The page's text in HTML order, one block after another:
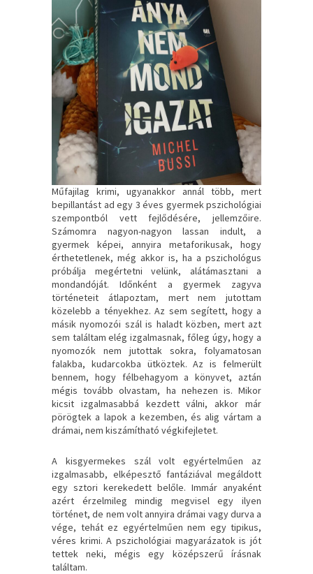
Műfajilag krimi, ugyanakkor annál több, mert
bepillantást ad egy 3 éves gyermek pszichológiai
szempontból vett fejlődésére, jellemzőire.
Számomra nagyon-nagyon lassan indult, a
gyermek képei, annyira metaforikusak, hogy
érthetetlenek, még akkor is, ha a pszichológus
próbálja megértetni velünk, alátámasztani a
mondandóját. Időnként a gyermek zagyva
történeteit átlapoztam, mert nem jutottam
közelebb a tényekhez. Az sem segített, hogy a
másik nyomozói szál is haladt közben, mert azt
sem találtam elég izgalmasnak, főleg úgy, hogy a
nyomozók nem jutottak sokra, folyamatosan
falakba, kudarcokba ütköztek. Az is felmerült
bennem, hogy félbehagyom a könyvet, aztán
mégis tovább olvastam, ha nehezen is. Mikor
kicsit izgalmasabbá kezdett válni, akkor már
pörögtek a lapok a kezemben, és alig vártam a
drámai, nem kiszámítható végkifejletet.
A kisgyermekes szál volt egyértelműen az
izgalmasabb, elképesztő fantáziával megáldott
egy sztori kerekedett belőle. Immár anyaként
azért érzelmileg mindig megvisel egy ilyen
történet, de nem volt annyira drámai vagy durva a
vége, tehát ez egyértelműen nem egy tipikus,
véres krimi. A pszichológiai magyarázatok is jót
tettek neki, mégis egy középszerű írásnak
találtam.